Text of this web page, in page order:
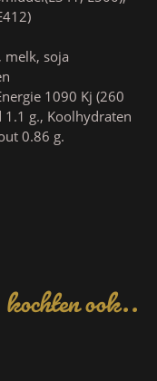
melk, soja
1090 Kj (260
1.1 g., Koolhydraten
0.86 g.
ook..